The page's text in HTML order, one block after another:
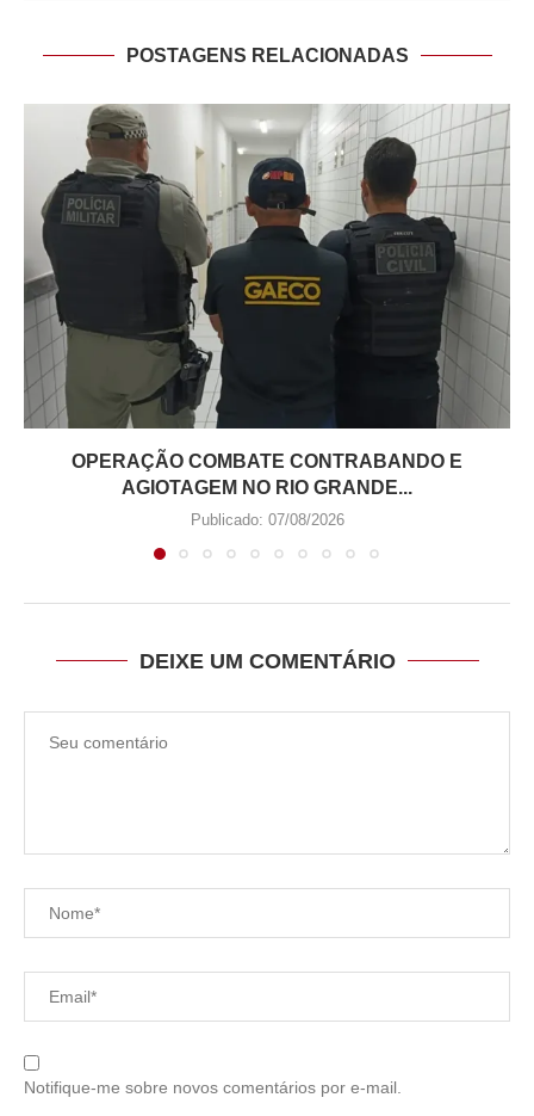
POSTAGENS RELACIONADAS
OPERAÇÃO COMBATE CONTRABANDO E
AGIOTAGEM NO RIO GRANDE...
Publicado: 07/08/2026
DEIXE UM COMENTÁRIO
Notifique-me sobre novos comentários por e-mail.